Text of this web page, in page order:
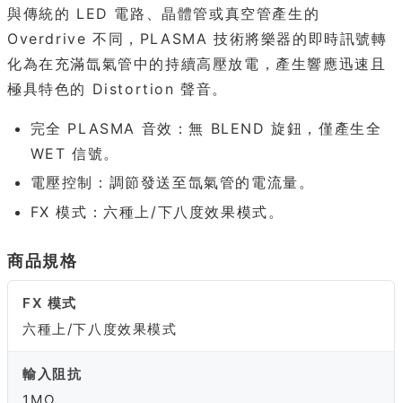
與傳統的 LED 電路、晶體管或真空管產生的
Overdrive 不同，PLASMA 技術將樂器的即時訊號轉
化為在充滿氙氣管中的持續高壓放電，產生響應迅速且
極具特色的 Distortion 聲音。
完全 PLASMA 音效：無 BLEND 旋鈕，僅產生全
WET 信號。
電壓控制：調節發送至氙氣管的電流量。
FX 模式：六種上/下八度效果模式。
商品規格
FX 模式
六種上/下八度效果模式
輸入阻抗